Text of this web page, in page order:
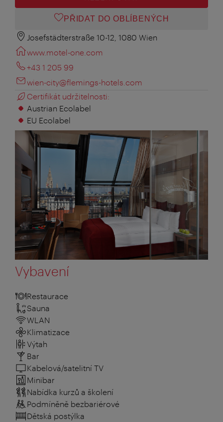
PŘIDAT DO OBLÍBENÝCH
Josefstädterstraße 10-12, 1080 Wien
www.motel-one.com
+43 1 205 99
wien-city@flemings-hotels.com
Certifikát udržitelnosti:
Austrian Ecolabel
EU Ecolabel
Vybavení
Restaurace
Sauna
WLAN
Klimatizace
Výtah
Bar
Kabelová/satelitní TV
Minibar
Nabídka kurzů a školení
Podmíněně bezbariérové
Dětská postýlka